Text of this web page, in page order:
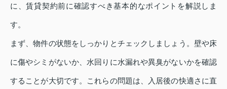
に、賃貸契約前に確認すべき基本的なポイントを解説しま
す。
まず、物件の状態をしっかりとチェックしましょう。壁や床
に傷やシミがないか、水回りに水漏れや異臭がないかを確認
することが大切です。これらの問題は、入居後の快適さに直